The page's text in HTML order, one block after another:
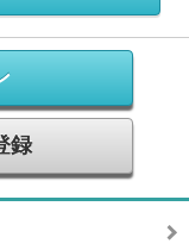
録